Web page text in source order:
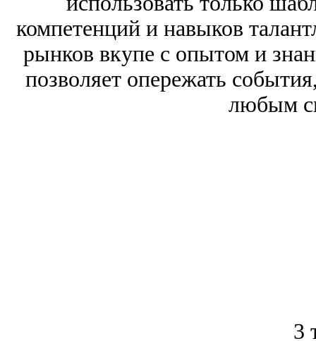
компетенций и навыков
рынков вкупе с опытом и
позволяет опережать
любым
3